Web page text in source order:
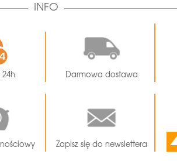
INFO
24h Darmowa dostawa
Zapisz się do newslettera